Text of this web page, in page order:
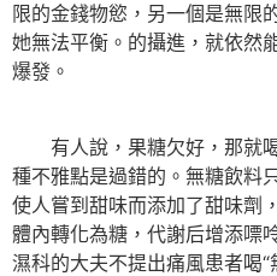
限的金錢物慾，另一個是無限
她無法平衡。的攝進，就依然
爆發。
有人說，果糖欠好，那就喝
種不雅點是過錯的。無糖飲料
使人嘗到甜味而添加了甜味劑
體內轉化為糖，代謝后增添嘌
濕科的大夫不提出痛風患者喝“